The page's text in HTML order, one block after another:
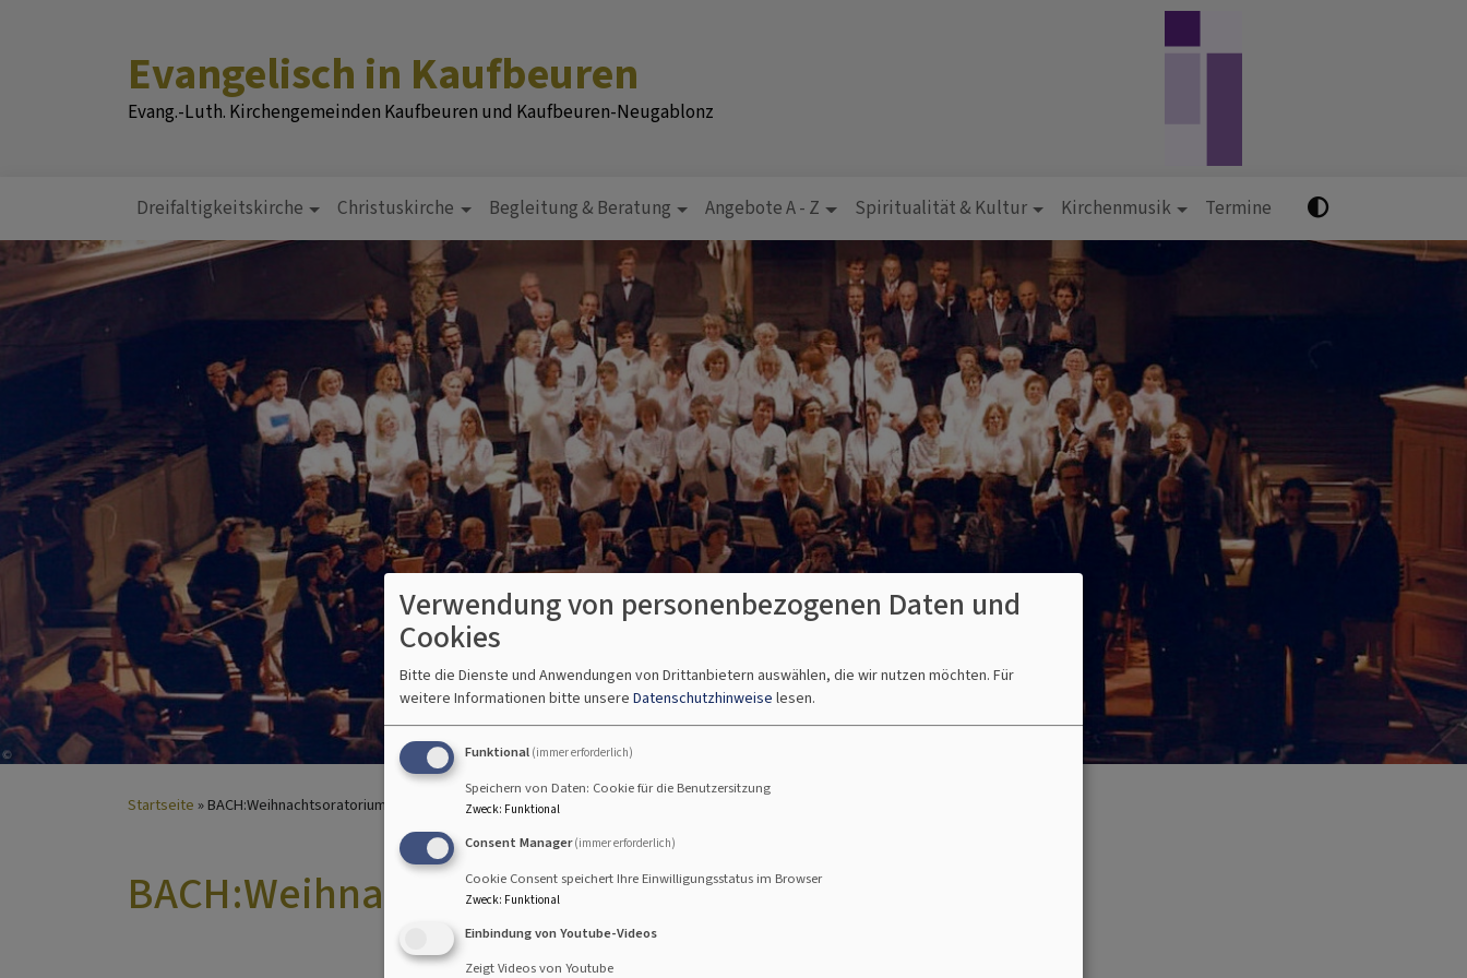
Evangelisch in Kaufbeuren
Evang.-Luth. Kirchengemeinden Kaufbeuren und Kaufbeuren-Neugablonz
Hauptnavigation
Dreifaltigkeitskirche Christuskirche Begleitung & Beratung Angebote A - Z Spiritualität & Kultur Kirchenmusik Termine
Startseite BACH:Weihnachtsoratorium | 1994
BACH:Weihnachtsoratorium | 1994
Verwendung von personenbezogenen Daten und
Cookies
Bitte die Dienste und Anwendungen von Drittanbietern auswählen, die wir nutzen möchten. Für
weitere Informationen bitte unsere Datenschutzhinweise lesen.
Funktional (immer erforderlich)
Speichern von Daten: Cookie für die Benutzersitzung
Zweck: Funktional
Consent Manager (immer erforderlich)
Cookie Consent speichert Ihre Einwilligungsstatus im Browser
Zweck: Funktional
Einbindung von Youtube-Videos
Zeigt Videos von Youtube